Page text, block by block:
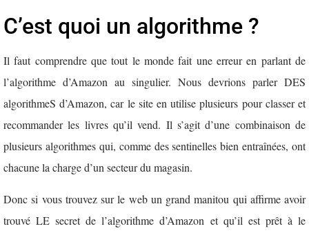
C’est quoi un algorithme ?
Il faut comprendre que tout le monde fait une erreur en parlant de
l’algorithme d’Amazon au singulier. Nous devrions parler DES
algorithmeS d’Amazon, car le site en utilise plusieurs pour classer et
recommander les livres qu’il vend. Il s’agit d’une combinaison de
plusieurs algorithmes qui, comme des sentinelles bien entraînées, ont
chacune la charge d’un secteur du magasin.
Donc si vous trouvez sur le web un grand manitou qui affirme avoir
trouvé LE secret de l’algorithme d’Amazon et qu’il est prêt à le